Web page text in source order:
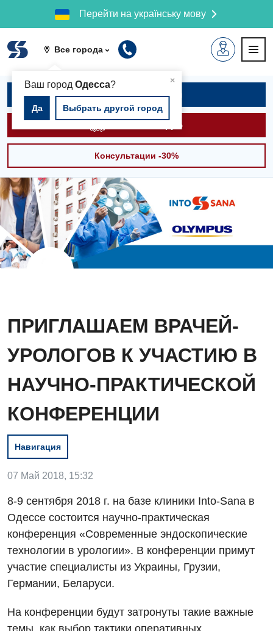
Перейти на українську мову
Все города
×
Ваш город Одесса?
Да Выбрать другой город
Вакансии
Мероприятия БПР
Интернатура
Энциклопедия
Отзывы
Диагностика
Ангиографические исследования
Компьютерная томография
Гинекологическое отделение
Диагностическое отделение
Дневной стационар
Записаться на приём
Вызвать скорую
Консультации -30%
ПРИГЛАШАЕМ ВРАЧЕЙ-
УРОЛОГОВ К УЧАСТИЮ В
НАУЧНО-ПРАКТИЧЕСКОЙ
КОНФЕРЕНЦИИ
Навигация
07 Май 2018, 15:32
8-9 сентября 2018 г. на базе клиники Into-Sana в
Одессе состоится научно-практическая
конференция «Современные эндоскопические
технологии в урологии». В конференции примут
участие специалисты из Украины, Грузии,
Германии, Беларуси.
На конференции будут затронуты такие важные
темы, как выбор тактики оперативных